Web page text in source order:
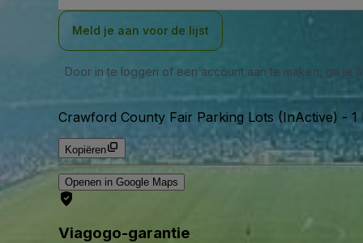
Meld je aan voor de lijst
Door in te loggen of een account aan te maken, ga je
Crawford County Fair Parking Lots (InActive) - 1
Kopiëren
Openen in Google Maps
Viagogo-garantie